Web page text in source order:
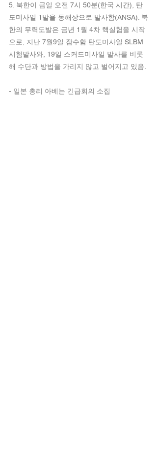
5. 북한이 금일 오전 7시 50분(한국 시간), 탄
도미사일 1발을 동해상으로 발사함(ANSA). 북
한의 무력도발은 금년 1월 4차 핵실험을 시작
으로, 지난 7월9일 잠수함 탄도미사일 SLBM
시험발사와, 19일 스커드미사일 발사를 비롯
해 수단과 방법을 가리지 않고 벌어지고 있음.
- 일본 총리 아베는 긴급회의 소집